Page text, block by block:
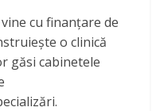
cu finanțare de
o clinică
găsi cabinetele